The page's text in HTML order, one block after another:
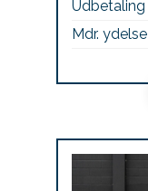
Udbetaling
Mdr. ydelse